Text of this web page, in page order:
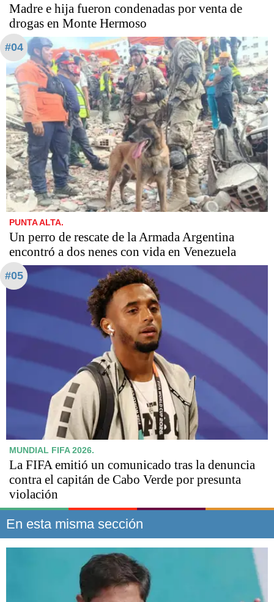
Madre e hija fueron condenadas por venta de
drogas en Monte Hermoso
#04
PUNTA ALTA.
Un perro de rescate de la Armada Argentina
encontró a dos nenes con vida en Venezuela
#05
MUNDIAL FIFA 2026.
La FIFA emitió un comunicado tras la denuncia
contra el capitán de Cabo Verde por presunta
violación
En esta misma sección